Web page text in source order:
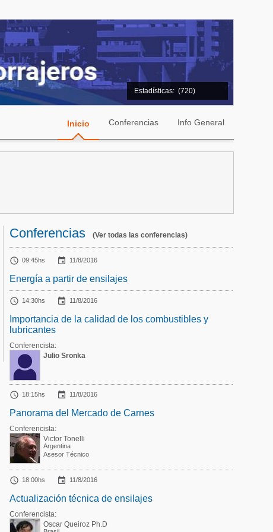
Estadísticas: (720)
Inicio Conferencias Info General
Conferencias (Ver todas las conferencias)
 09:45hs  11/8/2016
Energía a partir de ensilajes
 14:30hs  11/8/2016
Importancia de la calidad de los combustibles y
lubricantes
Conferencista:
Julio Sronka
 18:15hs  11/8/2016
Panorama del Mercado de Carnes
Conferencista:
Victor Tonelli
Argentina
Asesor Técnico
 18:00hs  11/8/2016
Actualización técnica de ensilajes
Conferencista:
Oscar Queiroz Ph.D